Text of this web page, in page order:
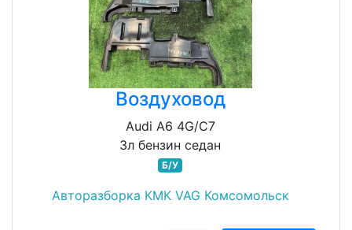
Воздуховод
Audi A6 4G/C7
3л бензин седан
Б/У
Авторазборка КМК VAG Комсомольск